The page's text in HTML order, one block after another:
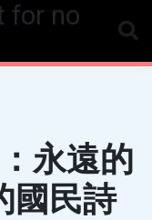
for no
永遠的
國民詩